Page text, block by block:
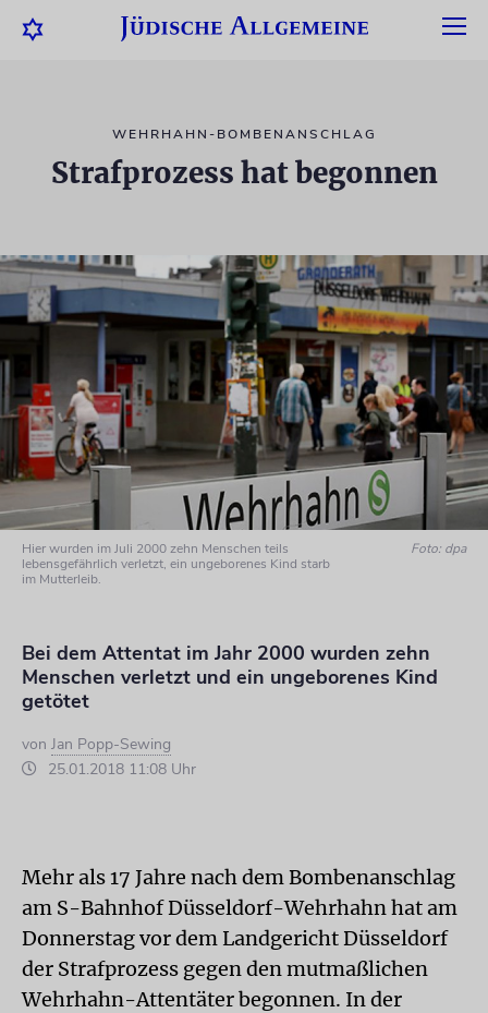
WEHRHAHN-BOMBENANSCHLAG
Strafprozess hat begonnen
Hier wurden im Juli 2000 zehn Menschen teils
lebensgefährlich verletzt, ein ungeborenes Kind starb
im Mutterleib.
Foto: dpa
Bei dem Attentat im Jahr 2000 wurden zehn
Menschen verletzt und ein ungeborenes Kind
getötet
von Jan Popp-Sewing
25.01.2018 11:08 Uhr
Mehr als 17 Jahre nach dem Bombenanschlag
am S-Bahnhof Düsseldorf-Wehrhahn hat am
Donnerstag vor dem Landgericht Düsseldorf
der Strafprozess gegen den mutmaßlichen
Wehrhahn-Attentäter begonnen. In der